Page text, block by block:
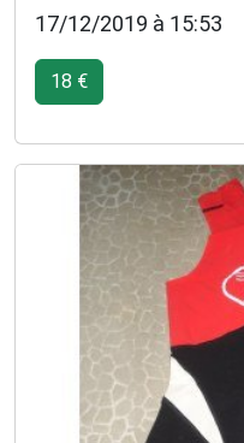
17/12/2019 à 15:53
18 €